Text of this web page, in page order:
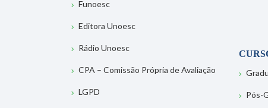
Funoesc
Editora Unoesc
Rádio Unoesc
CPA – Comissão Própria de Avaliação
LGPD Pós-